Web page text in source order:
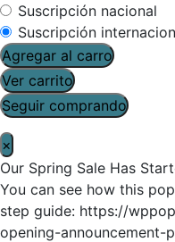
Suscripción nacional
Suscripción
Agregar al carro
Ver carrito
Seguir comprando
×
Our Spring Sale Has
You can see how this
step guide: https://
opening-announcement-